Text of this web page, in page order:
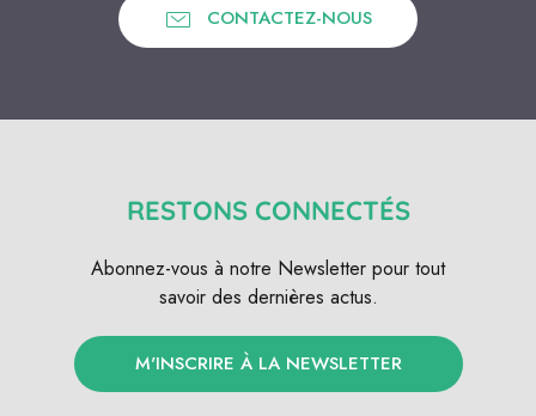
CONTACTEZ-NOUS
RESTONS CONNECTÉS
Abonnez-vous à notre Newsletter pour tout
savoir des dernières actus.
M'INSCRIRE À LA NEWSLETTER